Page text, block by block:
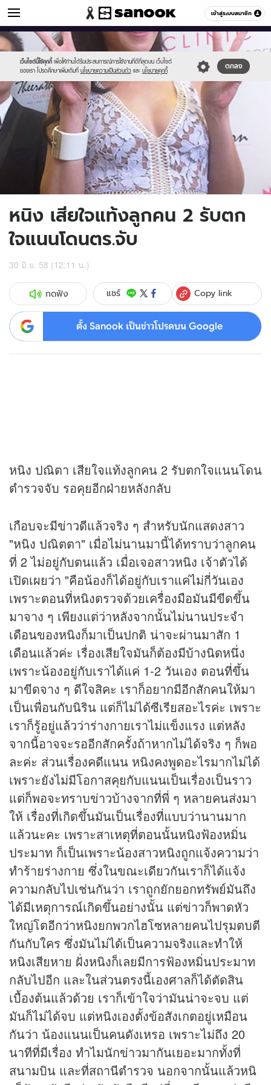
เข้าสู่ระบบสมาชิก
ข่าวบันเทิง หมวดอื่นๆ
เว็บไซต์นี้ใช้คุกกี้ เพื่อให้ท่านได้รับประสบการณ์การใช้งานที่ดีที่สุดบน เว็บไซต์
ของเรา โปรดศึกษาเพิ่มเติมที่ นโยบายความเป็นส่วนตัว และ นโยบายคุกกี้
ตกลง
Sanook
//s.isanook.com/sr/0/images/logo-
new-
sanook.png
600
60
//s.isanook.com/ns/0/ud/364/1821291/628455-
01.jpg
หนิง เสียใจแท้งลูกคน 2 รับตก
ใจแนนโดนตร.จับ
30 มิ.ย. 58 (12:11 น.)
กดฟัง แชร์ Copy link
ตั้ง Sanook เป็นข่าวโปรดบน Google
หนิง ปณิตา เสียใจแท้งลูกคน 2 รับตกใจแนนโดน
ตำรวจจับ รอคุยอีกฝ่ายหลังกลับ
เกือบจะมีข่าวดีแล้วจริง ๆ สำหรับนักแสดงสาว
"หนิง ปณิตตา" เมื่อไม่นานมานี้ได้ทราบว่าลูกคน
ที่ 2 ไม่อยู่กับตนแล้ว เมื่อเจอสาวหนิง เจ้าตัวได้
เปิดเผยว่า "คือน้องก็ได้อยู่กับเราแค่ไม่กี่วันเอง
เพราะตอนที่หนิงตรวจด้วยเครื่องมือมันมีขีดขึ้น
มาจาง ๆ เพียงแต่ว่าหลังจากนั้นไม่นานประจำ
เดือนของหนิงก็มาเป็นปกติ น่าจะผ่านมาสัก 1
เดือนแล้วค่ะ เรื่องเสียใจมันก็ต้องมีบ้างนิดหนึ่ง
เพราะน้องอยู่กับเราได้แค่ 1-2 วันเอง ตอนที่ขึ้น
มาขีดจาง ๆ ดีใจสิคะ เราก็อยากมีอีกสักคนให้มา
เป็นเพื่อนกับนิริน แต่ก็ไม่ได้ซีเรียสอะไรค่ะ เพราะ
เราก็รู้อยู่แล้วว่าร่างกายเราไม่แข็งแรง แต่หลัง
จากนี้อาจจะรออีกสักครั้งถ้าหากไม่ได้จริง ๆ ก็พอ
ละค่ะ ส่วนเรื่องคดีแนน หนิงคงพูดอะไรมากไม่ได้
เพราะยังไม่มีโอกาสคุยกับแนนเป็นเรื่องเป็นราว
แต่ก็พอจะทราบข่าวบ้างจากที่พี่ ๆ หลายคนส่งมา
ให้ เรื่องที่เกิดขึ้นมันเป็นเรื่องที่แบบว่านานมาก
แล้วนะคะ เพราะสาเหตุที่ตอนนั้นหนิงฟ้องหมิ่น
ประมาท ก็เป็นเพราะน้องสาวหนิงถูกแจ้งความว่า
ทำร้ายร่างกาย ซึ่งในขณะเดียวกันเราก็ได้แจ้ง
ความกลับไปเช่นกันว่า เราถูกยักยอกทรัพย์มันถึง
ได้มีเหตุการณ์เกิดขึ้นอย่างนั้น แต่ข่าวก็พาดหัว
ใหญ่โตอีกว่าหนิงยกพวกไฮโซหลายคนไปรุมตบตี
กันกับใคร ซึ่งมันไม่ได้เป็นความจริงและทำให้
หนิงเสียหาย ฝั่งหนิงก็เลยมีการฟ้องหมิ่นประมาท
กลับไปอีก และในส่วนตรงนี้เองศาลก็ได้ตัดสิน
เบื้องต้นแล้วด้วย เราก็เข้าใจว่ามันน่าจะจบ แต่
มันก็ไม่ได้จบ แต่หนิงเองตั้งข้อสังเกตอยู่เหมือน
กันว่า น้องแนนเป็นคนดังเหรอ เพราะไม่ถึง 20
นาทีที่มีเรื่อง ทำไมนักข่าวมากันเยอะมากทั้งที่
สนามบิน และที่สถานีตำรวจ นอกจากนั้นแล้วหนิ